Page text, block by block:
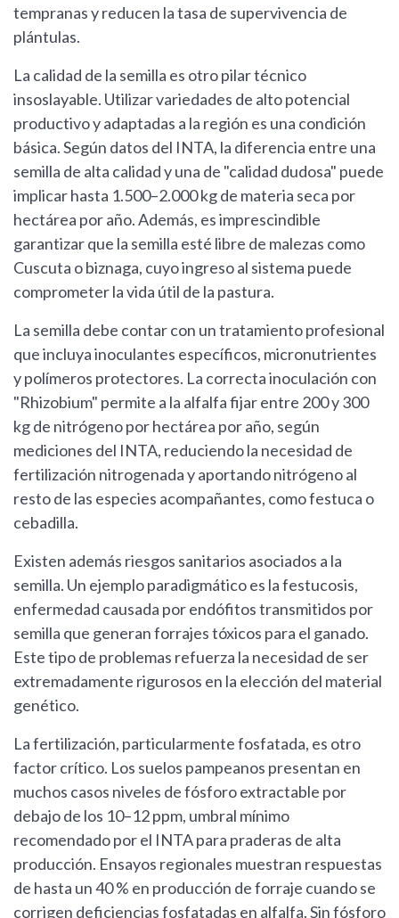
tempranas y reducen la tasa de supervivencia de
plántulas.
La calidad de la semilla es otro pilar técnico
insoslayable. Utilizar variedades de alto potencial
productivo y adaptadas a la región es una condición
básica. Según datos del INTA, la diferencia entre una
semilla de alta calidad y una de "calidad dudosa" puede
implicar hasta 1.500–2.000 kg de materia seca por
hectárea por año. Además, es imprescindible
garantizar que la semilla esté libre de malezas como
Cuscuta o biznaga, cuyo ingreso al sistema puede
comprometer la vida útil de la pastura.
La semilla debe contar con un tratamiento profesional
que incluya inoculantes específicos, micronutrientes
y polímeros protectores. La correcta inoculación con
"Rhizobium" permite a la alfalfa fijar entre 200 y 300
kg de nitrógeno por hectárea por año, según
mediciones del INTA, reduciendo la necesidad de
fertilización nitrogenada y aportando nitrógeno al
resto de las especies acompañantes, como festuca o
cebadilla.
Existen además riesgos sanitarios asociados a la
semilla. Un ejemplo paradigmático es la festucosis,
enfermedad causada por endófitos transmitidos por
semilla que generan forrajes tóxicos para el ganado.
Este tipo de problemas refuerza la necesidad de ser
extremadamente rigurosos en la elección del material
genético.
La fertilización, particularmente fosfatada, es otro
factor crítico. Los suelos pampeanos presentan en
muchos casos niveles de fósforo extractable por
debajo de los 10–12 ppm, umbral mínimo
recomendado por el INTA para praderas de alta
producción. Ensayos regionales muestran respuestas
de hasta un 40 % en producción de forraje cuando se
corrigen deficiencias fosfatadas en alfalfa. Sin fósforo